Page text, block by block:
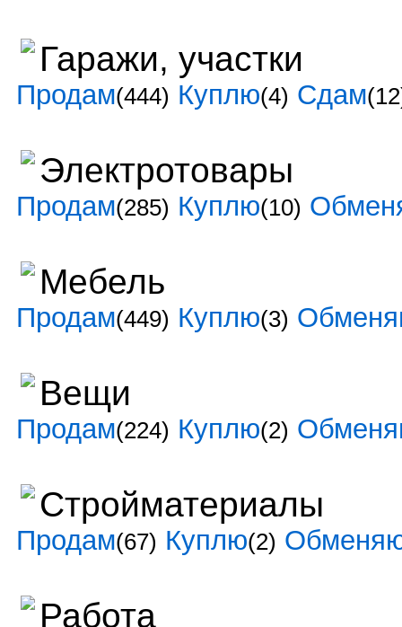
Гаражи, участки
Продам(444) Куплю(4) Сдам
Электротовары
Продам(285) Куплю(10)
Мебель
Продам(449) Куплю(3)
Вещи
Продам(224) Куплю(2)
Стройматериалы
Продам(67) Куплю(2)
Работа